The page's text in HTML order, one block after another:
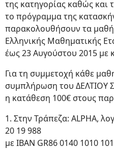
της κατηγορίας καθώς
το πρόγραμμα της
παρακολουθήσουν τα
Ελληνικής Μαθηματικής
έως 23 Αυγούστου 2015 με
Για τη συμμετοχή κάθε
συμπλήρωση του
η κατάθεση 100€ στους
1. Στην Τράπεζα: ALPHA,
20 19 988
με ΙΒΑΝ GR86 0140 1010